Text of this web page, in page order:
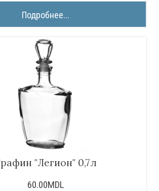
Подробнее...
"Легион" 0,7л
60.00MDL